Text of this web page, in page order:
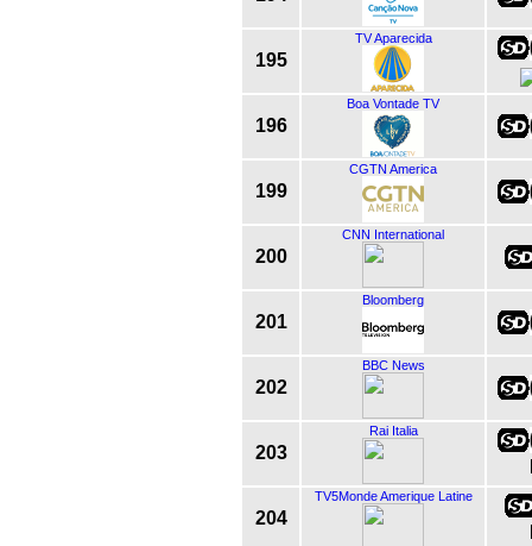
195
TV Aparecida
196
Boa Vontade TV
199
CGTN America
200
CNN International
201
Bloomberg
202
BBC News
203
Rai Italia
204
TV5Monde Amerique Latine